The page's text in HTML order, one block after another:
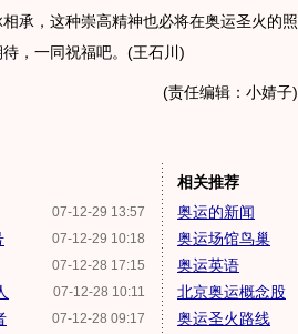
承，这种崇高精神也必将在奥运圣火的照
，一同祝福吧。(王石川)
(责任编辑：小婧子)
07-12-29 13:57
07-12-29 10:18
07-12-28 17:15
07-12-28 10:11
07-12-28 09:17
相关推荐
奥运的新闻
奥运场馆鸟巢
奥运英语
北京奥运概念股
奥运圣火路线